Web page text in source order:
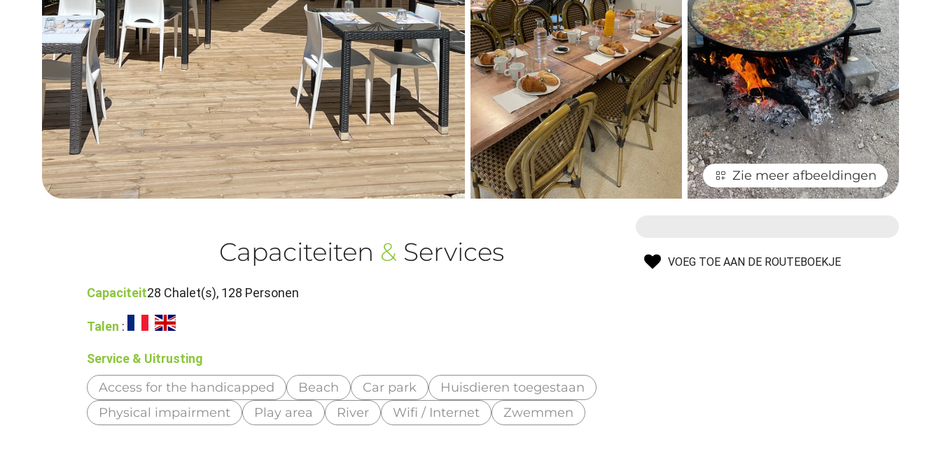
Zie meer afbeeldingen
VOEG TOE AAN DE ROUTEBOEKJE
Capaciteiten & Services
Capaciteit28 Chalet(s), 128 Personen
Talen :
Service & Uitrusting
Access for the handicapped Beach Car park
Huisdieren toegestaan
Physical impairment
Play area River Wifi / Internet Zwemmen